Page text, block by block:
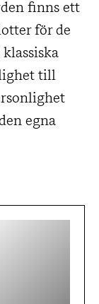
finns ett
för de
till
egna